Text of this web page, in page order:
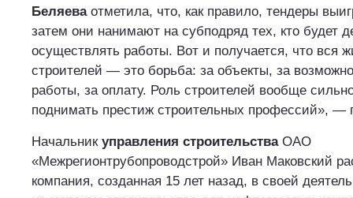
Беляеваотметила, что, как правило, тендеры
затем они нанимают на субподряд тех, кто будет
осуществлять работы. Вот и получается, что вся
строителей — это борьба: за объекты, за
работы, за оплату. Роль строителей вообще
поднимать престиж строительных профессий», —
Начальник управления строительстваОАО
«Межрегионтрубопроводстрой» Иван Маковский
компания, созданная 15 лет назад, в своей